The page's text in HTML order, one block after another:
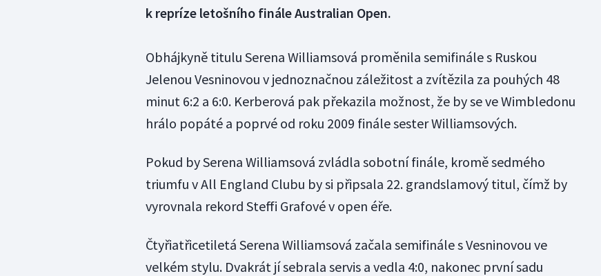
k repríze letošního finále Australian Open.
Obhájkyně titulu Serena Williamsová proměnila semifinále s Ruskou
Jelenou Vesninovou v jednoznačnou záležitost a zvítězila za pouhých 48
minut 6:2 a 6:0. Kerberová pak překazila možnost, že by se ve Wimbledonu
hrálo popáté a poprvé od roku 2009 finále sester Williamsových.
Pokud by Serena Williamsová zvládla sobotní finále, kromě sedmého
triumfu v All England Clubu by si připsala 22. grandslamový titul, čímž by
vyrovnala rekord Steffi Grafové v open éře.
Čtyřiatřicetiletá Serena Williamsová začala semifinále s Vesninovou ve
velkém stylu. Dvakrát jí sebrala servis a vedla 4:0, nakonec první sadu